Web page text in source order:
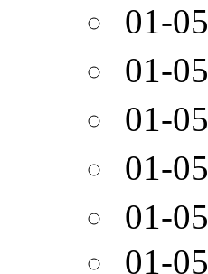
01-05
01-05
01-05
01-05
01-05
01-05